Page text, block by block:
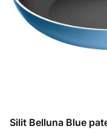
Silit Belluna Blue